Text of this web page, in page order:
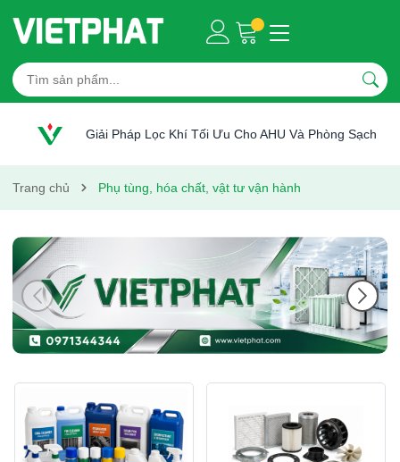
Giải Pháp Lọc Khí Tối Ưu Cho AHU Và Phòng Sạch
Trang chủ Phụ tùng, hóa chất, vật tư vận hành